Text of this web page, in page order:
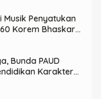
Penyatukan
Korem Bhaskara
Bunda PAUD
Karakter